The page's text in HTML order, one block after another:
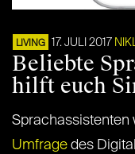
LIVING 17. JULI 2017
Beliebte
hilft euch
Sprachassistenten
Umfrage des